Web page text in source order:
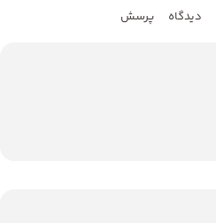
دیدگاه پرسش